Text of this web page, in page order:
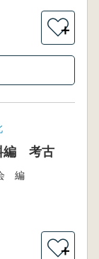
＋
編 考古
編
＋